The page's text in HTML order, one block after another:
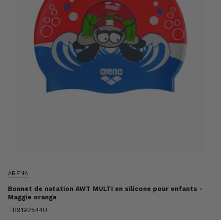
ARENA
Bonnet de natation AWT MULTI en silicone pour enfants -
Maggie orange
TR9192544U